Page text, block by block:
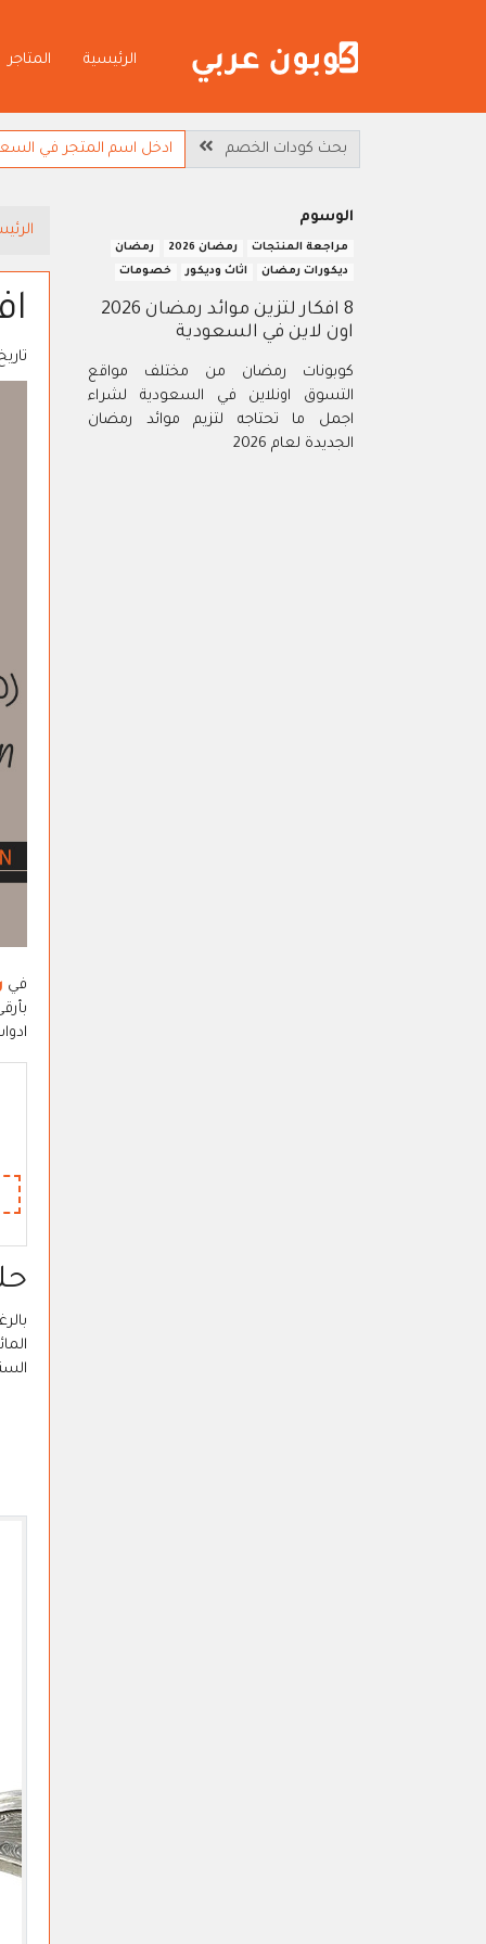
الرئيسية المتاجر
بحث كودات الخصم
في
الوسوم
مراجعة المنتجات رمضان 2026
رمضان
ديكورات رمضان
اثاث وديكور خصومات
8 افكار لتزين موائد رمضان 2026
اون لاين في السعودية
كوبونات رمضان من مختلف مواقع
التسوق اونلاين في السعودية لشراء
اجمل ما تحتاجه لتزيم موائد رمضان
الجديدة لعام 2026